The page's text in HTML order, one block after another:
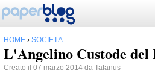
HOME › SOCIETÀ
L'Angelino Custode del
Creato il 07 marzo 2014 da Tafanus